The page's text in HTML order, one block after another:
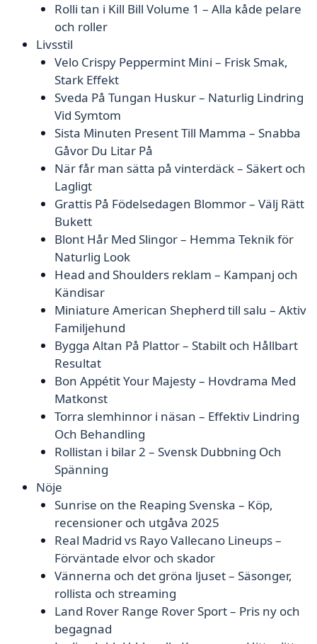
Rolli tan i Kill Bill Volume 1 – Alla kåde pelare
och roller
Livsstil
Velo Crispy Peppermint Mini – Frisk Smak,
Stark Effekt
Sveda På Tungan Huskur – Naturlig Lindring
Vid Symtom
Sista Minuten Present Till Mamma – Snabba
Gåvor Du Litar På
När får man sätta på vinterdäck – Säkert och
Lagligt
Grattis På Födelsedagen Blommor – Välj Rätt
Bukett
Blont Hår Med Slingor – Hemma Teknik för
Naturlig Look
Head and Shoulders reklam – Kampanj och
Kändisar
Miniature American Shepherd till salu – Aktiv
Familjehund
Bygga Altan På Plattor – Stabilt och Hållbart
Resultat
Bon Appétit Your Majesty – Hovdrama Med
Matkonst
Torra slemhinnor i näsan – Effektiv Lindring
Och Behandling
Rollistan i bilar 2 – Svensk Dubbning Och
Spänning
Nöje
Sunrise on the Reaping Svenska – Köp,
recensioner och utgåva 2025
Real Madrid vs Rayo Vallecano Lineups –
Förväntade elvor och skador
Vännerna och det gröna ljuset – Säsonger,
rollista och streaming
Land Rover Range Rover Sport – Pris ny och
begagnad